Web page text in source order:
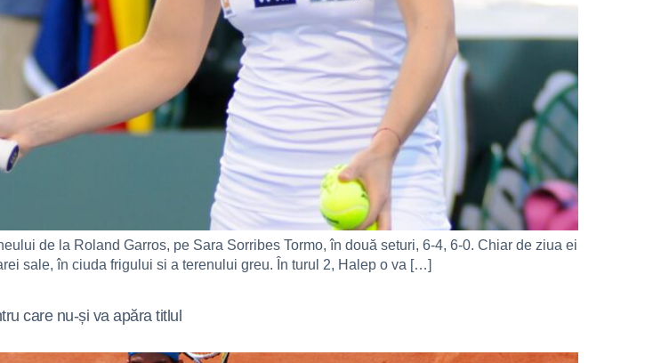
de la Roland Garros, pe Sara Sorribes Tormo, în două seturi, 6-4, 6-0. Chiar de ziua ei
sale, în ciuda frigului si a terenului greu. În turul 2, Halep o va […]
care nu-și va apăra titlul